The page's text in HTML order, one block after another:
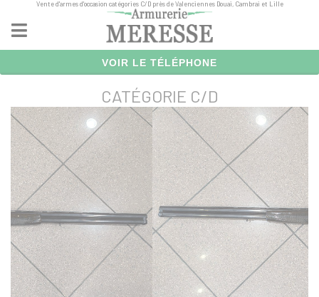
Vente d'armes d'occasion catégories C/D près de Valenciennes Douai, Cambrai et Lille
VOIR LE TÉLÉPHONE
CATÉGORIE C/D
Panneau de gestion des cookies